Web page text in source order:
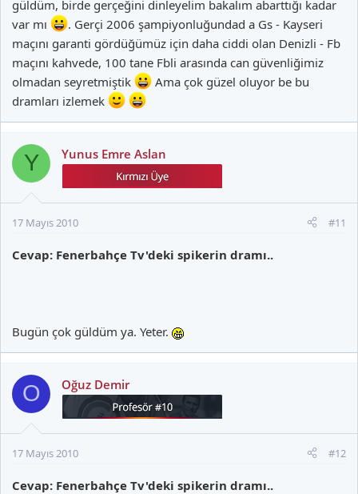
güldüm, birde gerçeğini dinleyelim bakalım abarttığı kadar
var mı
. Gerçi 2006 şampiyonluğundad a Gs - Kayseri
maçını garanti gördüğümüz için daha ciddi olan Denizli - Fb
maçını kahvede, 100 tane Fbli arasında can güvenliğimiz
olmadan seyretmiştik
Ama çok güzel oluyor be bu
dramları izlemek
Y Yunus Emre Aslan
17 Mayıs 2010 #11
Cevap: Fenerbahçe Tv'deki spikerin dramı..
Bugün çok güldüm ya. Yeter.
O Oğuz Demir
17 Mayıs 2010 #12
Cevap: Fenerbahçe Tv'deki spikerin dramı..